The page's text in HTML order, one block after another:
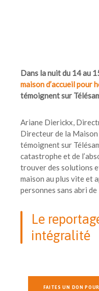
Dans la nuit du 14 au
maison d’accueil pour
témoignent sur
Ariane Dierickx,
Directeur de la Maison
témoignent sur
catastrophe et de
trouver des solutions
maison au plus vite et
personnes sans abri
Le
intégralité
FAITES UN DON